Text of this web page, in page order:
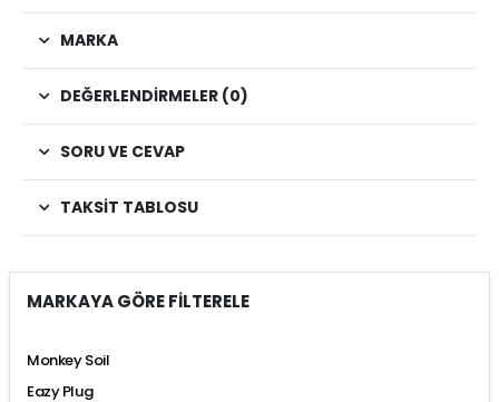
MARKA
DEĞERLENDIRMELER (0)
SORU VE CEVAP
TAKSIT TABLOSU
MARKAYA GÖRE FİLTERELE
Monkey Soil
Eazy Plug